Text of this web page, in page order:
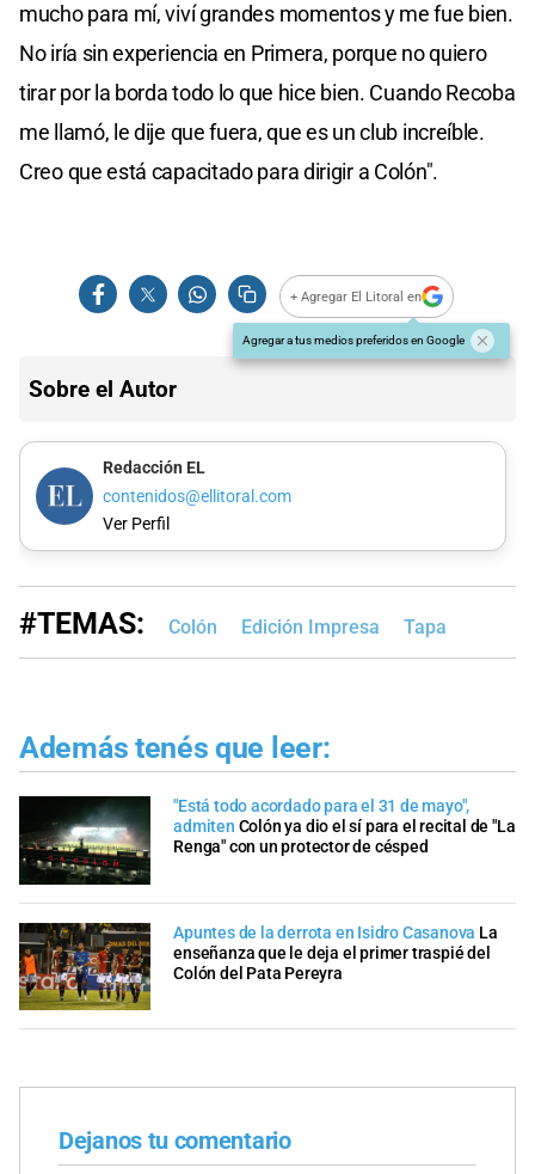
mucho para mí, viví grandes momentos y me fue bien.
No iría sin experiencia en Primera, porque no quiero
tirar por la borda todo lo que hice bien. Cuando Recoba
me llamó, le dije que fuera, que es un club increíble.
Creo que está capacitado para dirigir a Colón".
+ Agregar El Litoral en
Agregar a tus medios preferidos en Google
Sobre el Autor
Redacción EL
contenidos@ellitoral.com
Ver Perfil
#TEMAS: Colón Edición Impresa Tapa
Además tenés que leer:
"Está todo acordado para el 31 de mayo",
admiten Colón ya dio el sí para el recital de "La
Renga" con un protector de césped
Apuntes de la derrota en Isidro Casanova La
enseñanza que le deja el primer traspié del
Colón del Pata Pereyra
Dejanos tu comentario